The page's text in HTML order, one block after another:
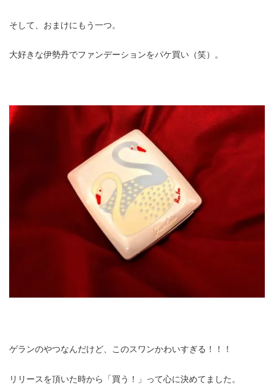
そして、おまけにもう一つ。
大好きな伊勢丹でファンデーションをパケ買い（笑）。
ゲランのやつなんだけど、このスワンかわいすぎる！！！
リリースを頂いた時から「買う！」って心に決めてました。